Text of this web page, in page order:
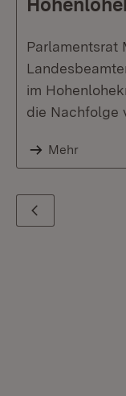
Parlamentsrat
im
die Nachfolge
Mehr
Zurück